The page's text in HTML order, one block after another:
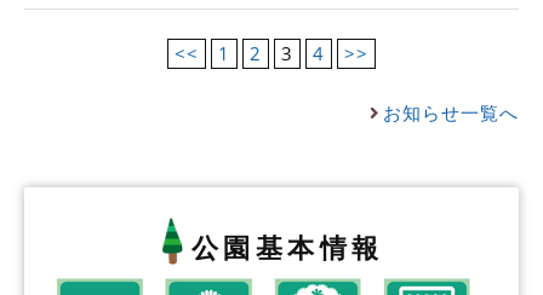
<< 1 2 3 4 >>
お知らせ一覧へ
公園基本情報